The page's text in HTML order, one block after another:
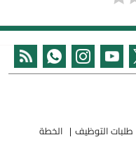
طلبات التوظيف
الخطة